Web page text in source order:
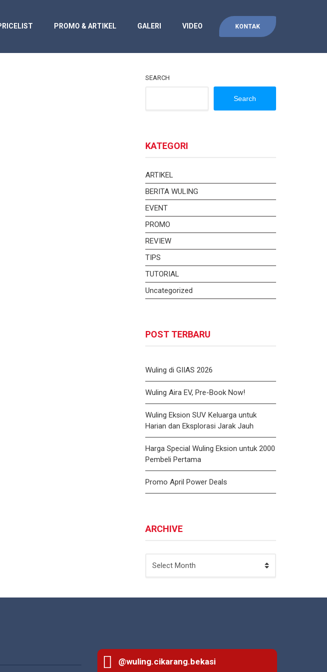
PROMO & ARTIKEL GALERI VIDEO KONTAK
SEARCH
Search
KATEGORI
ARTIKEL
BERITA WULING
EVENT
PROMO
REVIEW
TIPS
TUTORIAL
Uncategorized
POST TERBARU
Wuling di GIIAS 2026
Wuling Aira EV, Pre-Book Now!
Wuling Eksion SUV Keluarga untuk
Harian dan Eksplorasi Jarak Jauh
Harga Special Wuling Eksion untuk 2000
Pembeli Pertama
Promo April Power Deals
ARCHIVE
@wuling.cikarang.bekasi